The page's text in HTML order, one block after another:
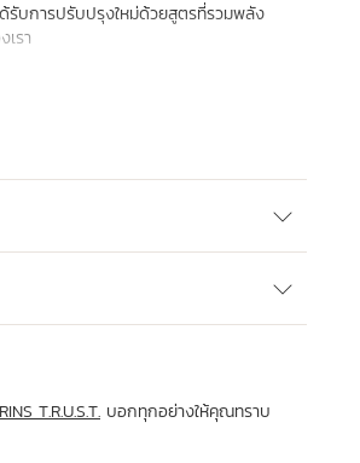
บการปรับปรุงใหม่ด้วยสูตรที่รวมพลัง
รา
การผ่านไปของเวลา สูตรคู่ผสานส่วนผสม
ตาที่มีประสิทธิภาพสูง พร้อมทั้งฟื้นฟูความ
รมที่เกี่ยวข้องกับไลฟ์สไตล์ได้ถึง 98%**
มิ้นเข้มข้น ช่วยลดเลือนสัญญาณของการแก่
ว
ดยตรงต่อรอยคล้ำสีน้ำตาล ช่วยให้รอบ
นเลือด โดยมุ่งเป้าไปที่เครือข่ายสารอาหาร
ยคาเฟอีนที่ช่วยลดอาการบวม
T.R.U.S.T. บอกทุกอย่างให้คุณทราบ